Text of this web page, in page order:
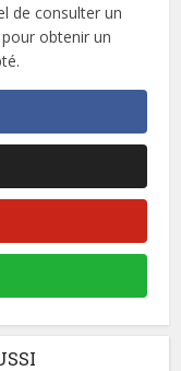
de consulter un
obtenir un